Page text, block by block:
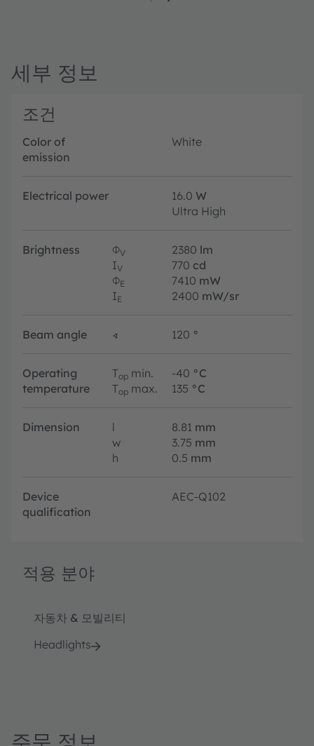
세부 정보
조건
Color of
emission
White
Electrical power 16.0 W
Ultra High
Brightness ΦV 2380 lm
IV 770 cd
ΦE 7410 mW
IE 2400 mW/sr
Beam angle ∢ 120 °
Operating
temperature
Top min. -40 °C
Top max. 135 °C
Dimension l 8.81 mm
w
3.75 mm
h
0.5 mm
Device
qualification
AEC-Q102
적용 분야
자동차 & 모빌리티
Headlights